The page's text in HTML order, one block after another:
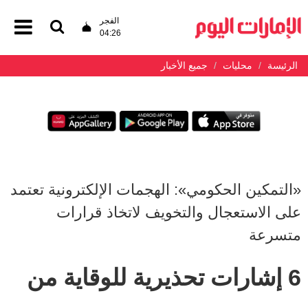
الفجر
04:26
الرئيسة محليات جميع الأخبار
«التمكين الحكومي»: الهجمات الإلكترونية تعتمد
على الاستعجال والتخويف لاتخاذ قرارات
متسرعة
6 إشارات تحذيرية للوقاية من